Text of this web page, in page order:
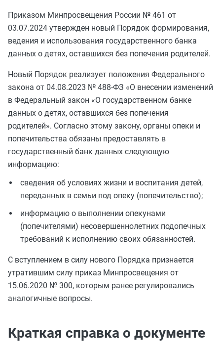
Приказом Минпросвещения России № 461 от
03.07.2024 утвержден новый Порядок формирования,
ведения и использования государственного банка
данных о детях, оставшихся без попечения родителей.
Новый Порядок реализует положения Федерального
закона от 04.08.2023 № 488-ФЗ «О внесении изменений
в Федеральный закон «О государственном банке
данных о детях, оставшихся без попечения
родителей». Согласно этому закону, органы опеки и
попечительства обязаны предоставлять в
государственный банк данных следующую
информацию:
сведения об условиях жизни и воспитания детей,
переданных в семьи под опеку (попечительство);
информацию о выполнении опекунами
(попечителями) несовершеннолетних подопечных
требований к исполнению своих обязанностей.
С вступлением в силу нового Порядка признается
утратившим силу приказ Минпросвещения от
15.06.2020 № 300, которым ранее регулировались
аналогичные вопросы.
Краткая справка о документе